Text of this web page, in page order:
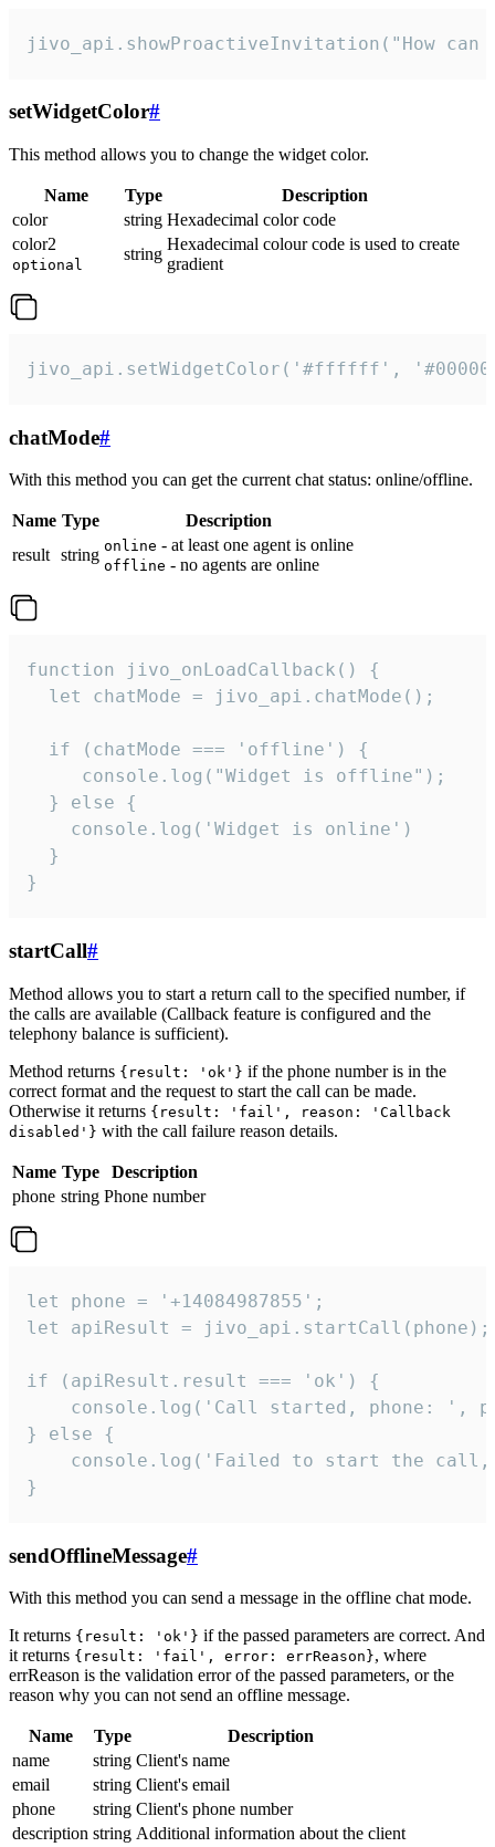
jivo_api.showProactiveInvitation("How
setWidgetColor#
This method allows you to change the widget color.
Name Type
Description
color
string Hexadecimal color code
color2
optional
string
Hexadecimal colour code is used to create
gradient
jivo_api.setWidgetColor('#ffffff',
chatMode#
With this method you can get the current chat status: online/offline.
Name Type
Description
result string online - at least one agent is online
offline - no agents are online
function jivo_onLoadCallback() {
  let chatMode = jivo_api.chatMode();
  if (chatMode === 'offline') {
     console.log("Widget is offline");
  } else {
    console.log('Widget is online')
  }
}
startCall#
Method allows you to start a return call to the specified number, if
the calls are available (Callback feature is configured and the
telephony balance is sufficient).
Method returns {result: 'ok'} if the phone number is in the
correct format and the request to start the call can be made.
Otherwise it returns {result: 'fail', reason: 'Callback
disabled'} with the call failure reason details.
Name Type
Description
phone string Phone number
let phone = '+14084987855';
let apiResult = jivo_api.startCall(phone);
if (apiResult.result === 'ok') {
console.log('Call started, phone: ',
} else {
console.log('Failed to start the
}
sendOfflineMessage#
With this method you can send a message in the offline chat mode.
It returns {result: 'ok'} if the passed parameters are correct. And
it returns {result: 'fail', error: errReason}, where
errReason is the validation error of the passed parameters, or the
reason why you can not send an offline message.
Name Type
Description
name
string Client's name
email
string Client's email
phone
string Client's phone number
description string Additional information about the client